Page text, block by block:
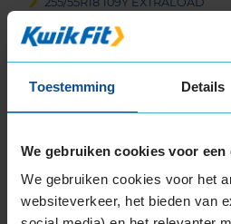
Toestemming Details
We gebruiken cookies voor
We gebruiken cookies voor het
websiteverkeer, het bieden van
265/35R18 97Y EXTRALOAD
225/35R19 88Y EXTRALOAD
225/40R19 93Y EXTRALOAD
225/40R19 93Y EXTRALOAD
225/45R19 92T EXTRALOAD